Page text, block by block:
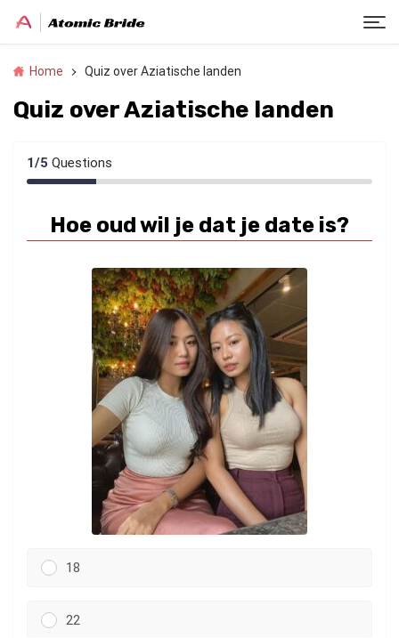
Home Quiz over Aziatische landen
Quiz over Aziatische landen
Hoe oud wil je dat je date is?
18
22
1/5 Questions